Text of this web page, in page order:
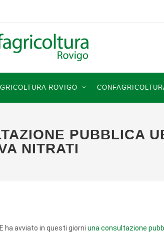
ROVIGO
PUBBLICA
NITRATI
ha avviato in questi giorni una consultazione